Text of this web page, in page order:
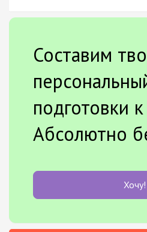
Составим
подготовки
Абсолютно
Хочу!